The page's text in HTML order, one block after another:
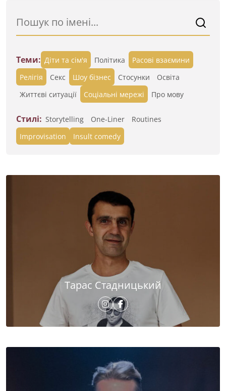
Теми: Діти та сім'я Політика
Расові взаємини
Релігія
Секс Шоу бізнес Стосунки
Освіта
Життєві ситуації
Cоціальні мережі Про мову
Стилі: Storytelling One-Liner
Routines
Improvisation
Insult comedy
Тарас Стадницький